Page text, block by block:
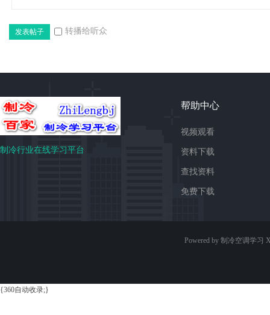
发表帖子 转播给听众
制冷行业在线学习平台
帮助中心
视频观看
资料下载
查找资料
免费下载
Powered by 制冷空调学习
{360自动收录;}